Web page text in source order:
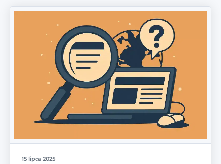
15 lipca 2025